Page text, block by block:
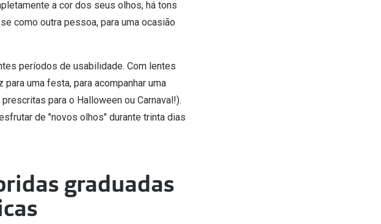
a cor dos seus olhos, há tons
como outra pessoa, para uma ocasião
períodos de usabilidade. Com lentes
uma festa, para acompanhar uma
para o Halloween ou Carnaval!).
de "novos olhos" durante trinta dias
graduadas